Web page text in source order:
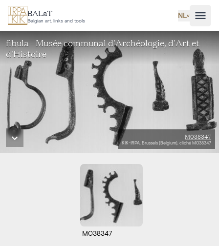
Ga naar hoofdinhoud
BALaT
Belgian art, links and tools
NL˅
fibula - Musée communal d'Archéologie, d'Art et
d'Histoire
M038347
KIK-IRPA, Brussels (Belgium), cliché M038347
M038347